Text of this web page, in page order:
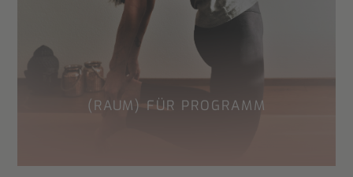
(RAUM) FÜR PROGRAMM